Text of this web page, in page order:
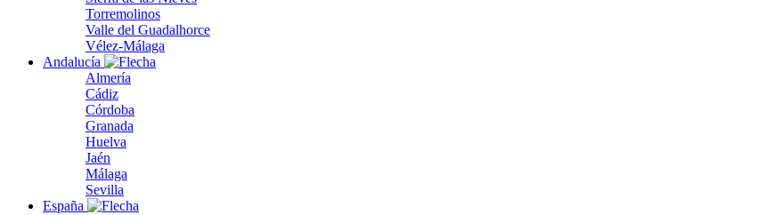
Torremolinos
Valle del Guadalhorce
Vélez-Málaga
Andalucía
Almería
Cádiz
Córdoba
Granada
Huelva
Jaén
Málaga
Sevilla
España